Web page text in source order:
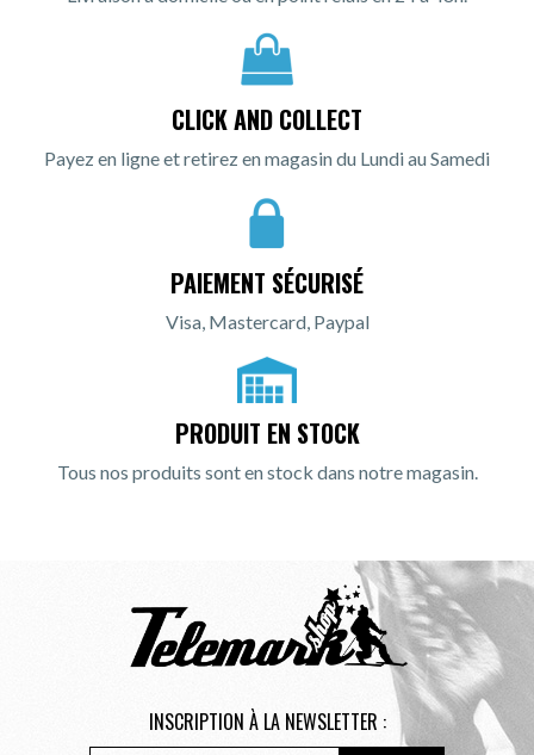
CLICK AND COLLECT
Payez en ligne et retirez en magasin du Lundi au Samedi
PAIEMENT SÉCURISÉ
Visa, Mastercard, Paypal
PRODUIT EN STOCK
Tous nos produits sont en stock dans notre magasin.
INSCRIPTION À LA NEWSLETTER :